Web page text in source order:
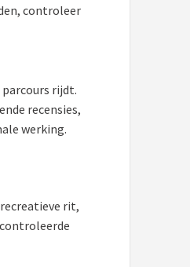
controleer
rijdt.
recensies,
werking.
rit,